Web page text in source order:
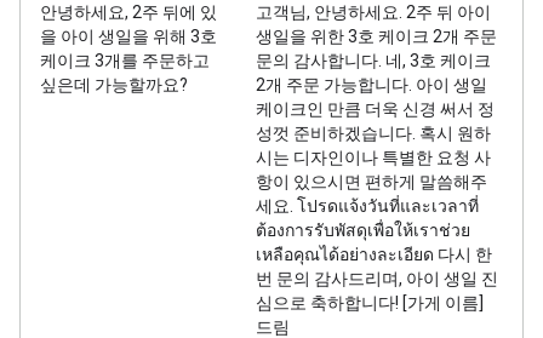
안녕하세요, 2주 뒤에 있
을 아이 생일을 위해 3호
케이크 3개를 주문하고
싶은데 가능할까요?
고객님, 안녕하세요. 2주 뒤 아이
생일을 위한 3호 케이크 2개 주문
문의 감사합니다. 네, 3호 케이크
2개 주문 가능합니다. 아이 생일
케이크인 만큼 더욱 신경 써서 정
성껏 준비하겠습니다. 혹시 원하
시는 디자인이나 특별한 요청 사
항이 있으시면 편하게 말씀해주
세요. โปรดแจ้งวันที่และเวลาที่
ต้องการรับพัสดุเพื่อให้เราช่วย
เหลือคุณได้อย่างละเอียด 다시 한
번 문의 감사드리며, 아이 생일 진
심으로 축하합니다! [가게 이름]
드림